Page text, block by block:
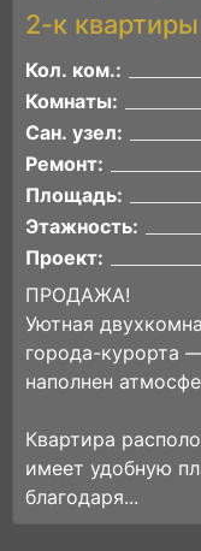
2-к квартиры
Кол. ком.:
Комнаты:
Сан. узел:
Ремонт:
Площадь:
Этажность:
Проект:
ПРОДАЖА!
Уютная
города-курорта
наполнен
Квартира
имеет удобную
благодаря...